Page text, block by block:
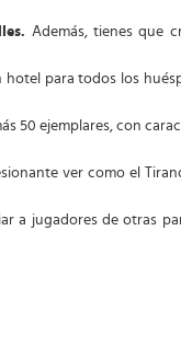
Además, tienes que
hotel para todos los
50 ejemplares, con
ver como el
a jugadores de otras